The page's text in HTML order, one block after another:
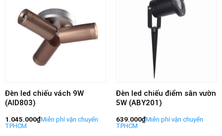
Đèn led chiếu vách 9W
(AID803)
1.045.000₫
Đèn led chiếu điểm sân vườn
5W (ABY201)
639.000₫